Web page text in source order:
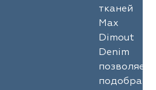
тканей
Max
Dimout
Denim
позволяет
подобрать